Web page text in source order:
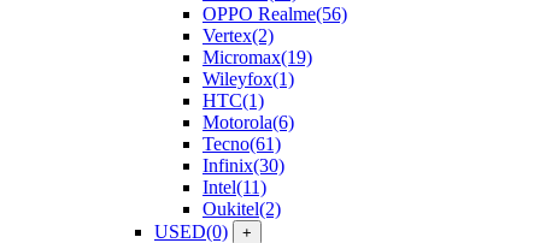
OPPO Realme(56)
Vertex(2)
Micromax(19)
Wileyfox(1)
HTC(1)
Motorola(6)
Tecno(61)
Infinix(30)
Intel(11)
Oukitel(2)
USED(0) +